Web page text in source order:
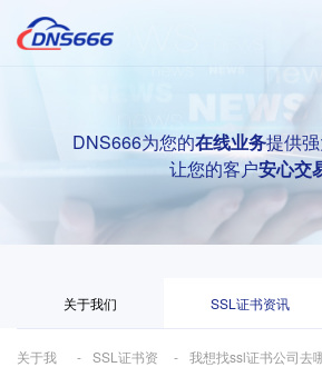
DNS666为您的在线业务提供
让您的客户安心交
关于我们 SSL证书资讯
关于我 SSL证书资 我想找ssl证书公司去